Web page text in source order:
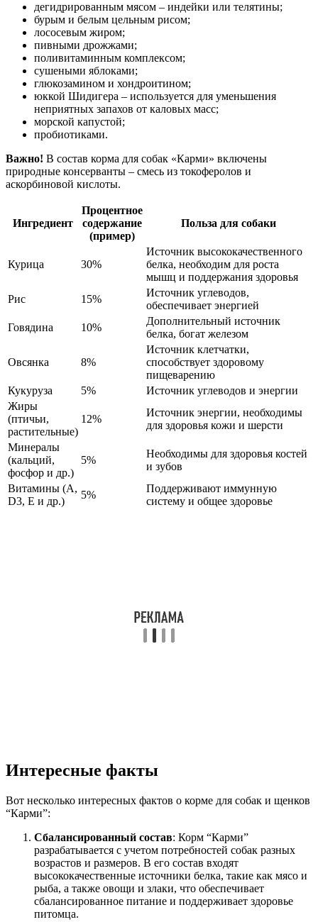
дегидрированным мясом – индейки или телятины;
бурым и белым цельным рисом;
лососевым жиром;
пивными дрожжами;
поливитаминным комплексом;
сушеными яблоками;
глюкозамином и хондроитином;
юккой Шидигера – используется для уменьшения
неприятных запахов от каловых масс;
морской капустой;
пробиотиками.
Важно! В состав корма для собак «Карми» включены
природные консерванты – смесь из токоферолов и
аскорбиновой кислоты.
Ингредиент
Процентное
содержание
(пример)
Польза для собаки
Курица 30%
Источник высококачественного
белка, необходим для роста
мышц и поддержания здоровья
Рис
15%
Источник углеводов,
обеспечивает энергией
Говядина
10%
Дополнительный источник
белка, богат железом
Овсянка 8%
Источник клетчатки,
способствует здоровому
пищеварению
Кукуруза
5%
Источник углеводов и энергии
Жиры
(птичьи,
растительные)
12%
Источник энергии, необходимы
для здоровья кожи и шерсти
Минералы
(кальций,
фосфор и др.)
5%
Необходимы для здоровья костей
и зубов
Витамины (A,
D3, E и др.)
5%
Поддерживают иммунную
систему и общее здоровье
Интересные факты
Вот несколько интересных фактов о корме для собак и щенков
“Карми”:
Сбалансированный состав: Корм “Карми”
разрабатывается с учетом потребностей собак разных
возрастов и размеров. В его состав входят
высококачественные источники белка, такие как мясо и
рыба, а также овощи и злаки, что обеспечивает
сбалансированное питание и поддерживает здоровье
питомца.